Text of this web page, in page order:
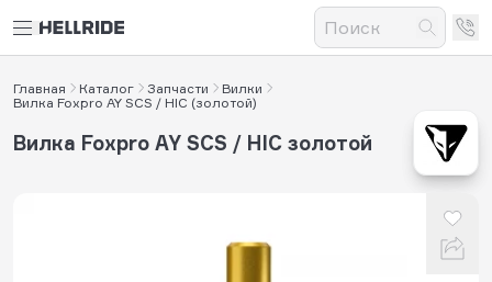
Главная Каталог Запчасти
Вилки
Вилка Foxpro AY SCS / HIC (золотой)
Вилка Foxpro AY SCS / HIC золотой